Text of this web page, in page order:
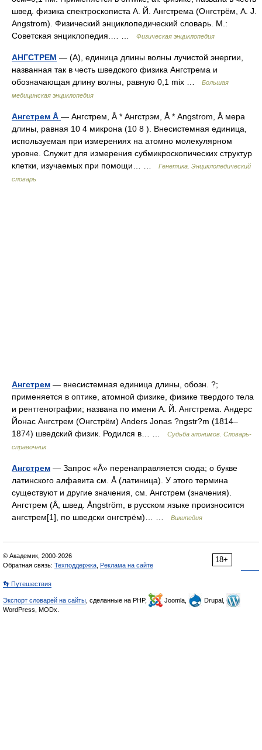
швед. физика спектроскописта А. Й. Ангстрема (Онгстрём, A. J.
Angstrom). Физический энциклопедический словарь. М.:
Советская энциклопедия.… …
Физическая энциклопедия
АНГСТРЕМ — (А), единица длины волны лучистой энергии,
названная так в честь шведского физика Ангстрема и
обозначающая длину волны, равную 0,1 mix …
Большая
медицинская энциклопедия
Ангстрем Å — Ангстрем, Å * Ангстрэм, Å * Аngstrom, Å мера
длины, равная 10 4 микрона (10 8 ). Внесистемная единица,
используемая при измерениях на атомно молекулярном
уровне. Служит для измерения субмикроскопических структур
клетки, изучаемых при помощи… …
Генетика. Энциклопедический
словарь
Ангстрем — внесистемная единица длины, обозн. ?;
применяется в оптике, атомной физике, физике твердого тела
и рентгенографии; названа по имени А. Й. Ангстрема. Андерс
Йонас Ангстрем (Онгстрём) Аnders Jonas ?ngstr?m (1814–
1874) шведский физик. Родился в… …
Судьба эпонимов. Словарь-
справочник
Ангстрем — Запрос «Å» перенаправляется сюда; о букве
латинского алфавита см. Å (латиница). У этого термина
существуют и другие значения, см. Ангстрем (значения).
Ангстрем (Å, швед. Ångström, в русском языке произносится
ангстрем[1], по шведски онгстрём)… …
Википедия
18+
© Академик, 2000-2026
Обратная связь: Техподдержка Реклама на сайте
👣 Путешествия
Экспорт словарей на сайты , сделанные на PHP, Joomla,
Drupal,
WordPress, MODx.